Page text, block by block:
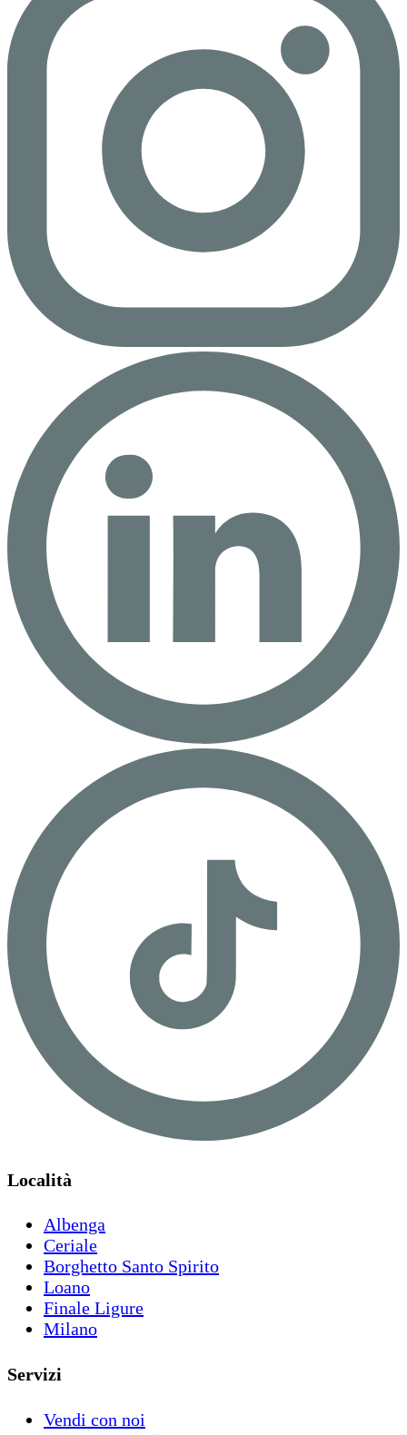
Località
Albenga
Ceriale
Borghetto Santo Spirito
Loano
Finale Ligure
Milano
Servizi
Vendi con noi